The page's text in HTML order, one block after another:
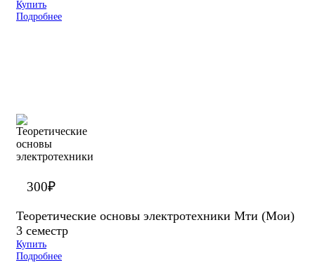
Купить
Подробнее
300₽
Теоретические основы электротехники Мти (Мои)
3 семестр
Купить
Подробнее